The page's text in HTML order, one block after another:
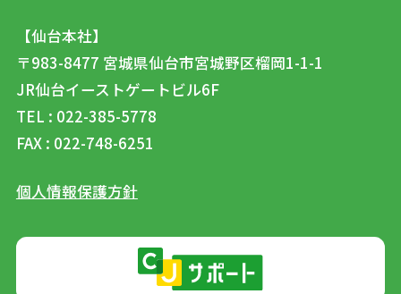
【仙台本社】
〒983-8477 宮城県仙台市宮城野区榴岡1-1-1
JR仙台イーストゲートビル6F
TEL : 022-385-5778
FAX : 022-748-6251
個人情報保護方針